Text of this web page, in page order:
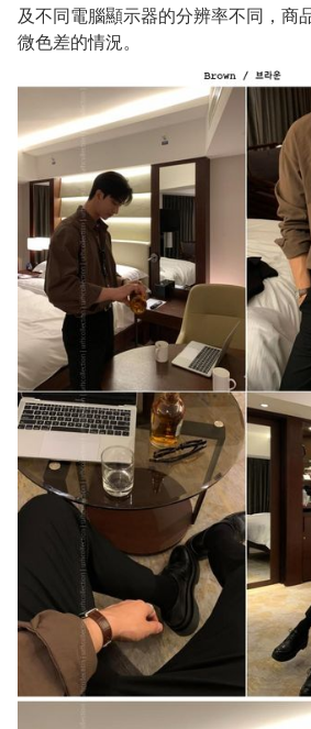
及不同電腦顯示器的分辨率不同，商
微色差的情況。